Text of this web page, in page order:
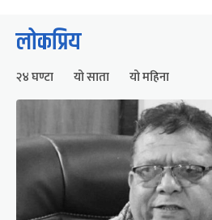
लोकप्रिय
२४ घण्टा यो साता यो महिना